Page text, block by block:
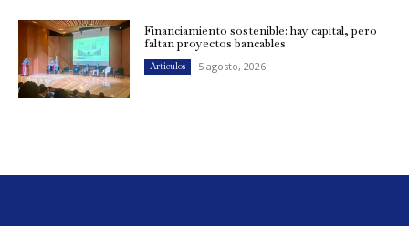
Financiamiento sostenible: hay capital, pero
faltan proyectos bancables
Artículos 5 agosto, 2026